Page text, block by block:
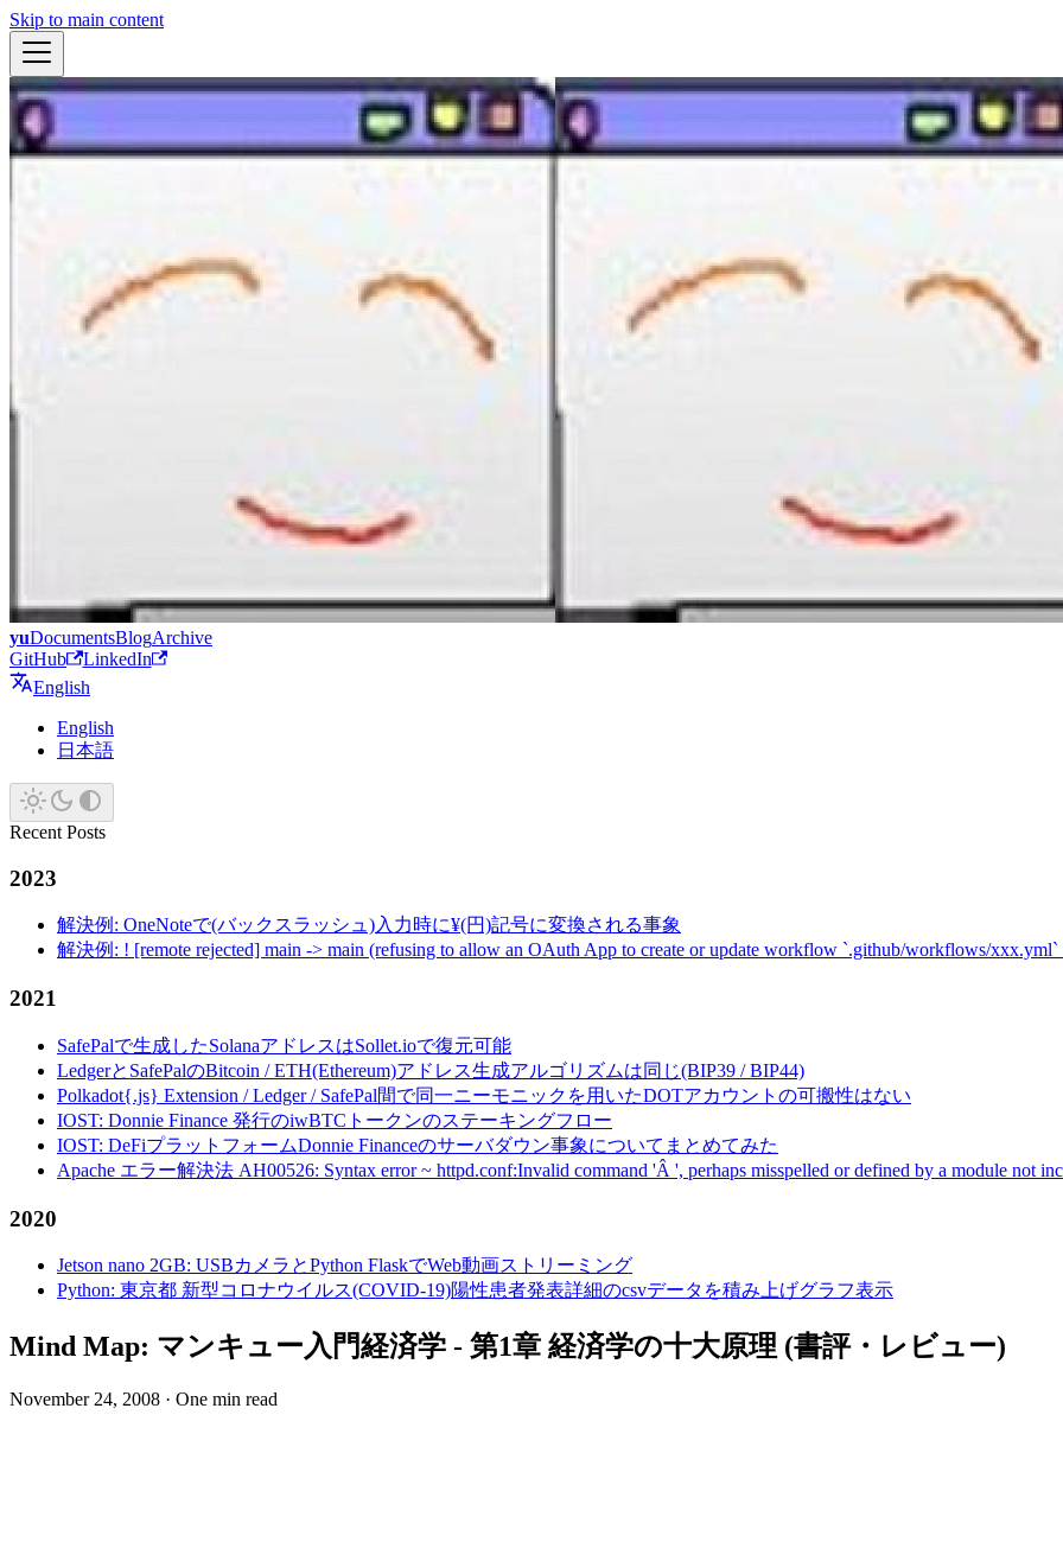
Skip to main content
yuDocumentsBlogArchive
GitHub
LinkedIn
English
English
日本語
Recent Posts
2023
解決例: OneNoteで(バックスラッシュ)入力時に¥(円)記号に変換される事象
解決例: ! [remote rejected] main -> main (refusing to allow an OAuth App to create or update workflow `.github/workflows/
2021
SafePalで生成したSolanaアドレスはSollet.ioで復元可能
LedgerとSafePalのBitcoin / ETH(Ethereum)アドレス生成アルゴリズムは同じ(BIP39 / BIP44)
Polkadot{.js} Extension / Ledger / SafePal間で同一ニーモニックを用いたDOTアカウントの可搬性はない
IOST: Donnie Finance 発行のiwBTCトークンのステーキングフロー
IOST: DeFiプラットフォームDonnie Financeのサーバダウン事象についてまとめてみた
Apache エラー解決法 AH00526: Syntax error ~ httpd.conf:Invalid command 'Â ', perhaps misspelled or defined by a module not
2020
Jetson nano 2GB: USBカメラとPython FlaskでWeb動画ストリーミング
Python: 東京都 新型コロナウイルス(COVID-19)陽性患者発表詳細のcsvデータを積み上げグラフ表示
Mind Map: マンキュー入門経済学 - 第1章 経済学の十大原理 (書評・レビュー)
November 24, 2008 · One min read